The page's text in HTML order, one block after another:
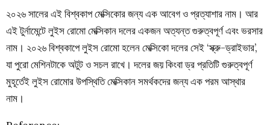
২০২৬ সালের এই বিশ্বকাপ মেক্সিকোর জন্য এক আবেগ ও প্রত্যাশার নাম। আর
এই টুর্নামেন্টে লুইস রোমো মেক্সিকান দলের একজন অত্যন্ত গুরুত্বপূর্ণ এবং ভরসার
নাম। ২০২৬ বিশ্বকাপে লুইস রোমো হলেন মেক্সিকো দলের সেই ‘স্ক্রু-ড্রাইভার’,
যা পুরো মেশিনটাকে অটুট ও সচল রাখে। দলের জয় কিংবা ড্র প্রতিটি গুরুত্বপূর্ণ
মুহূর্তেই লুইস রোমোর উপস্থিতি মেক্সিকান সমর্থকদের জন্য এক পরম আস্থার
নাম।